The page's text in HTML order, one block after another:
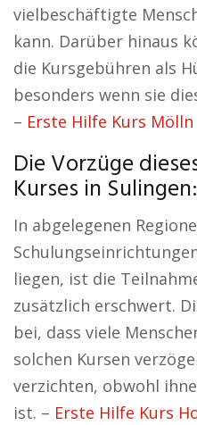
vielbeschäftigte
kann. Darüber hinaus
die Kursgebühren als
besonders wenn sie
– Erste Hilfe Kurs Mölln
Die Vorzüge
Kurses in Sulingen:
In abgelegenen
liegen, ist die
zusätzlich erschwert.
bei, dass viele
solchen Kursen
verzichten, obwohl
ist. – Erste Hilfe Kurs